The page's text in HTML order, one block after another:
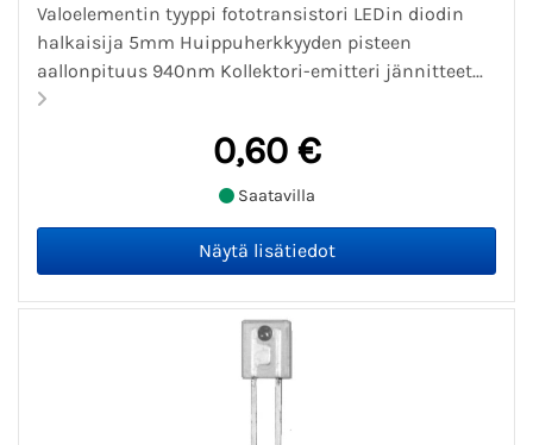
Valoelementin tyyppi fototransistori LEDin diodin
halkaisija 5mm Huippuherkkyyden pisteen
aallonpituus 940nm Kollektori-emitteri jännitteet...
0,60 €
Saatavilla